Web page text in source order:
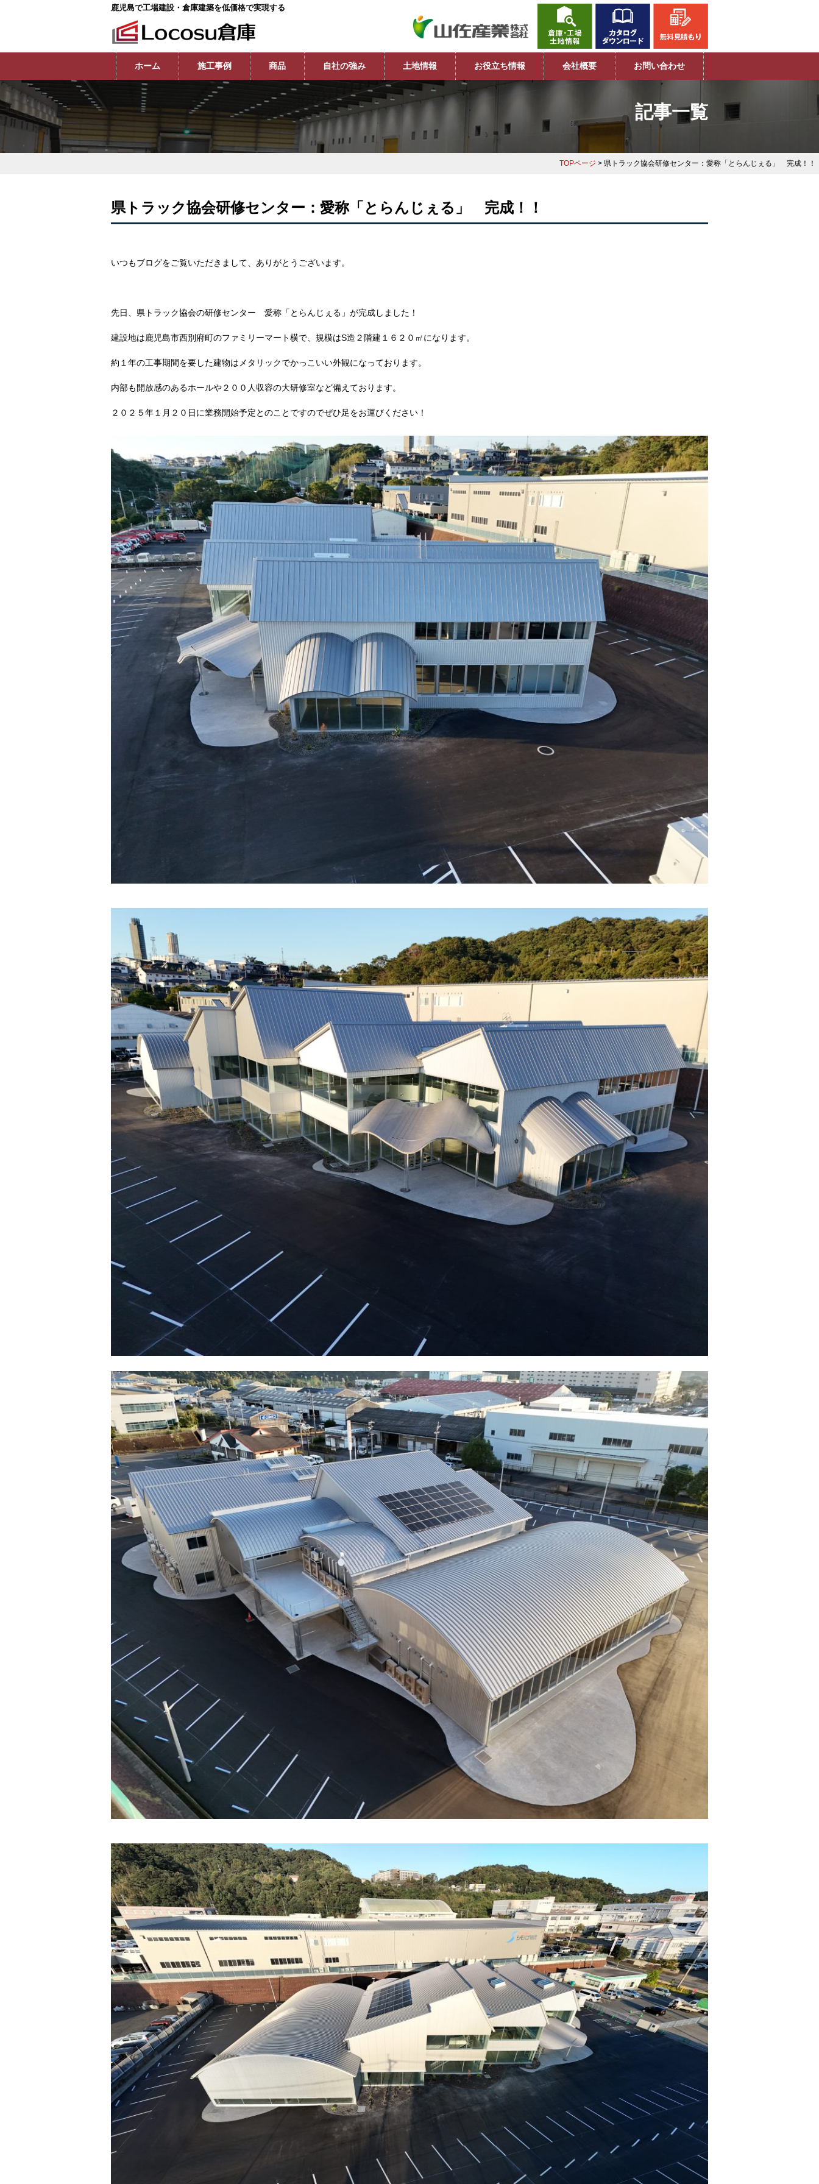
鹿児島で工場建設・倉庫建築を低価格で実現する
ホーム 施工事例 商品 自社の強み 土地情報 お役立ち情報 会社概要 お問い合わせ
記事一覧
TOPページ > 県トラック協会研修センター：愛称「とらんじぇる」 完成！！
県トラック協会研修センター：愛称「とらんじぇる」 完成！！
いつもブログをご覧いただきまして、ありがとうございます。
先日、県トラック協会の研修センター 愛称「とらんじぇる」が完成しました！
建設地は鹿児島市西別府町のファミリーマート横で、規模はS造２階建１６２０㎡になります。
約１年の工事期間を要した建物はメタリックでかっこいい外観になっております。
内部も開放感のあるホールや２００人収容の大研修室など備えております。
２０２５年１月２０日に業務開始予定とのことですのでぜひ足をお運びください！